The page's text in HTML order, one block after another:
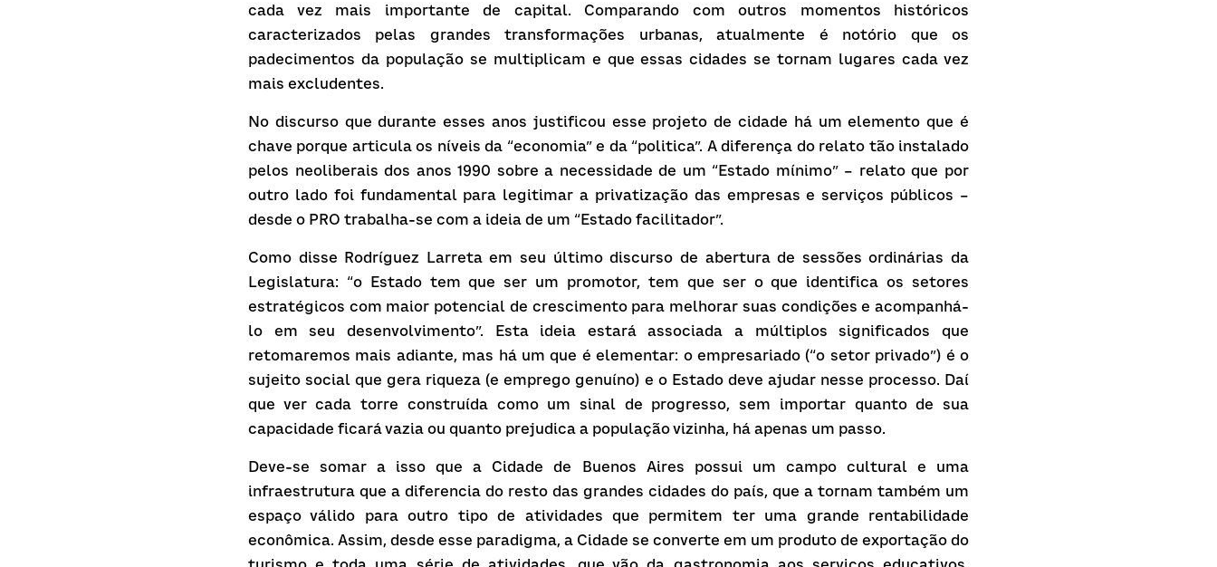
cada vez mais importante de capital. Comparando com outros momentos históricos
caracterizados pelas grandes transformações urbanas, atualmente é notório que os
padecimentos da população se multiplicam e que essas cidades se tornam lugares cada vez
mais excludentes.
No discurso que durante esses anos justificou esse projeto de cidade há um elemento que é
chave porque articula os níveis da “economia” e da “politica”. A diferença do relato tão instalado
pelos neoliberais dos anos 1990 sobre a necessidade de um “Estado mínimo” – relato que por
outro lado foi fundamental para legitimar a privatização das empresas e serviços públicos –
desde o PRO trabalha-se com a ideia de um “Estado facilitador”.
Como disse Rodríguez Larreta em seu último discurso de abertura de sessões ordinárias da
Legislatura: “o Estado tem que ser um promotor, tem que ser o que identifica os setores
estratégicos com maior potencial de crescimento para melhorar suas condições e acompanhá-
lo em seu desenvolvimento”. Esta ideia estará associada a múltiplos significados que
retomaremos mais adiante, mas há um que é elementar: o empresariado (“o setor privado”) é o
sujeito social que gera riqueza (e emprego genuíno) e o Estado deve ajudar nesse processo. Daí
que ver cada torre construída como um sinal de progresso, sem importar quanto de sua
capacidade ficará vazia ou quanto prejudica a população vizinha, há apenas um passo.
Deve-se somar a isso que a Cidade de Buenos Aires possui um campo cultural e uma
infraestrutura que a diferencia do resto das grandes cidades do país, que a tornam também um
espaço válido para outro tipo de atividades que permitem ter uma grande rentabilidade
econômica. Assim, desde esse paradigma, a Cidade se converte em um produto de exportação do